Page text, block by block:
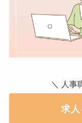
＼ 人事
求人